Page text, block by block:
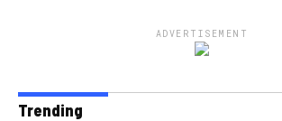
ADVERTISEMENT
Trending